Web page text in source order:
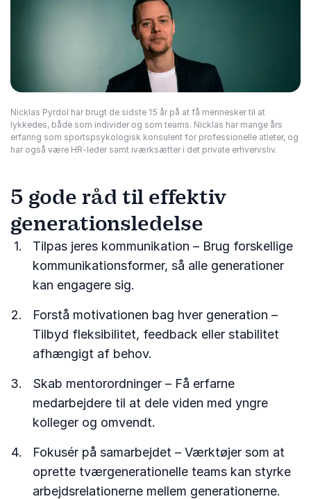
Nicklas Pyrdol har brugt de sidste 15 år på at få mennesker til at
lykkedes, både som individer og som teams. Nicklas har mange års
erfaring som sportspsykologisk konsulent for professionelle atleter, og
har også være HR-leder samt iværksætter i det private erhvervsliv.
5 gode råd til effektiv
generationsledelse
Tilpas jeres kommunikation – Brug forskellige
kommunikationsformer, så alle generationer
kan engagere sig.
Forstå motivationen bag hver generation –
Tilbyd fleksibilitet, feedback eller stabilitet
afhængigt af behov.
Skab mentorordninger – Få erfarne
medarbejdere til at dele viden med yngre
kolleger og omvendt.
Fokusér på samarbejdet – Værktøjer som at
oprette tværgenerationelle teams kan styrke
arbejdsrelationerne mellem generationerne.